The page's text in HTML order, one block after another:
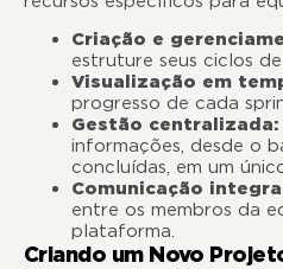
Criação e
estruture seus ciclos
Visualização em
progresso de cada
Gestão centralizada:
informações, desde o
concluídas, em um
Comunicação
entre os membros da
plataforma.
Criando um Novo